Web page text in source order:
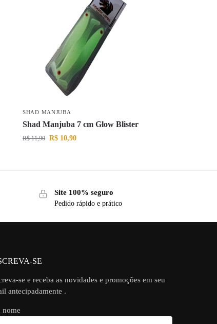
SHAD MANJUBA
Shad Manjuba 7 cm Glow Blister
R$11,90 R$ 10,90
Site 100% seguro
Pedido rápido e prático
SE
se e receba as novidades e promoções em seu
antecipadamente .
nome